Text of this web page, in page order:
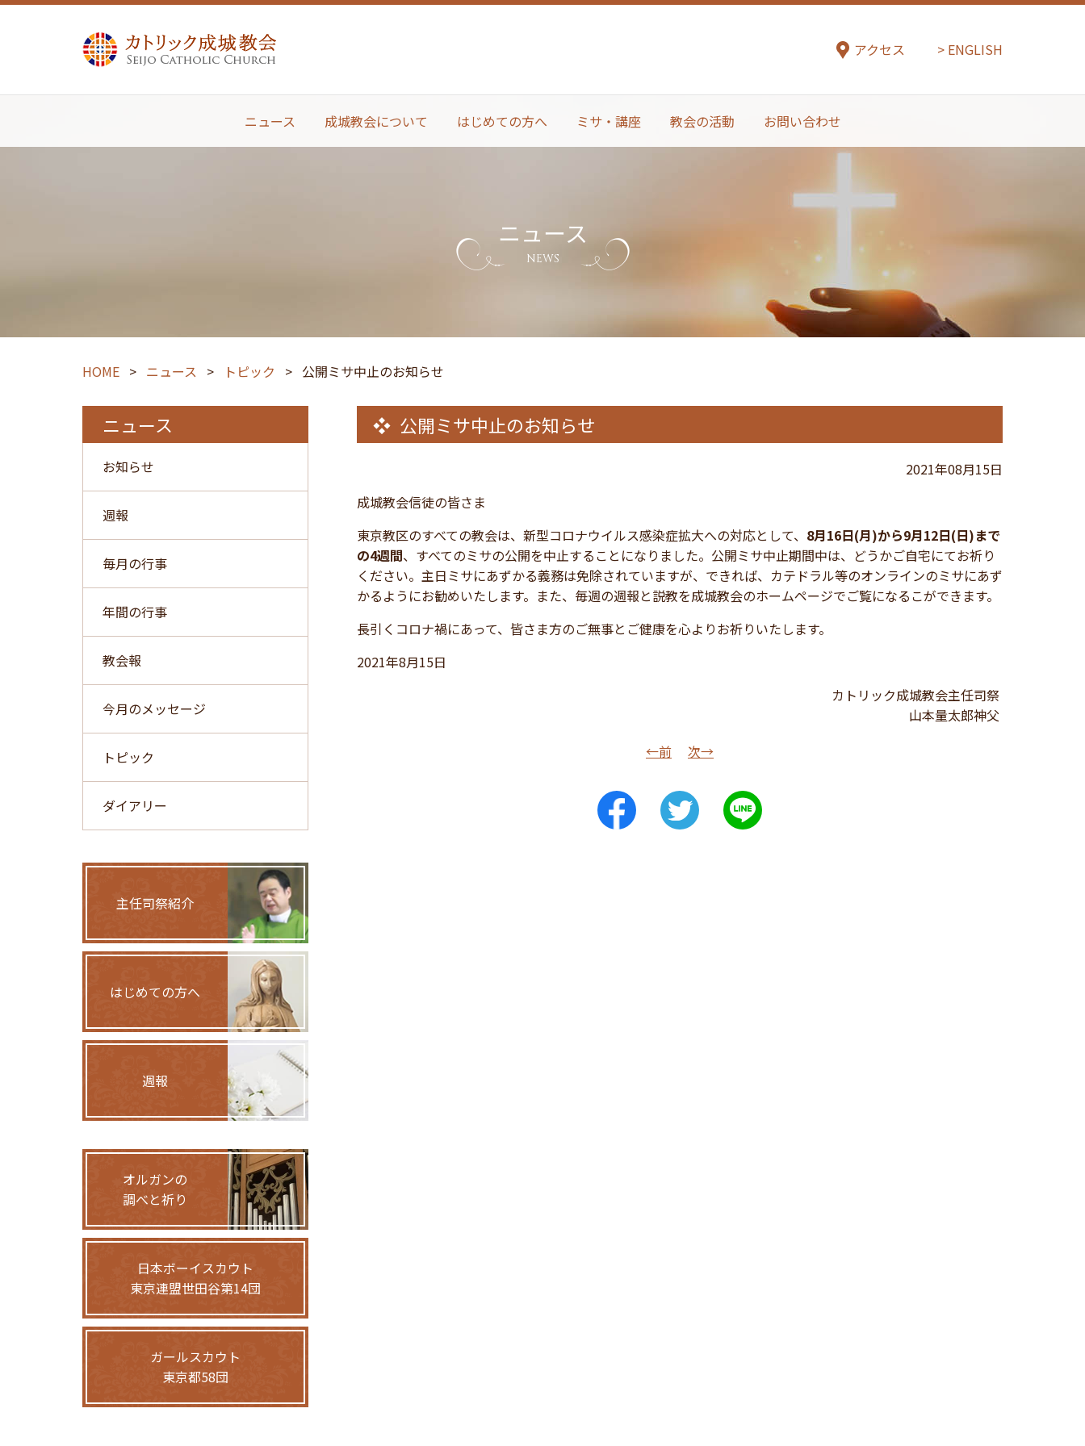
アクセス ENGLISH
ニュース 成城教会について はじめての方へ ミサ・講座 教会の活動 お問い合わせ
ニュース
NEWS
HOME > ニュース > トピック > 公開ミサ中止のお知らせ
公開ミサ中止のお知らせ
2021年08月15日
成城教会信徒の皆さま
東京教区のすべての教会は、新型コロナウイルス感染症拡大への対応として、 8月16日(月)から9月12日(日)まで
の4週間、すべてのミサの公開を中止することになりました。公開ミサ中止期間中は、どうかご自宅にてお祈り
ください。主日ミサにあずかる義務は免除されていますが、できれば、カテドラル等のオンラインのミサにあず
かるようにお勧めいたします。また、毎週の週報と説教を成城教会のホームページでご覧になるこができます。
長引くコロナ禍にあって、皆さま方のご無事とご健康を心よりお祈りいたします。
2021年8月15日
カトリック成城教会主任司祭
山本量太郎神父
←前
次→
ニュース
お知らせ
週報
毎月の行事
年間の行事
教会報
今月のメッセージ
トピック
ダイアリー
主任司祭紹介
はじめての方へ
週報
オルガンの
調べと祈り
日本ボーイスカウト
東京連盟世田谷第14団
ガールスカウト
東京都58団